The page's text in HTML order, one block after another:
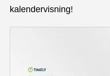
kalendervisning!